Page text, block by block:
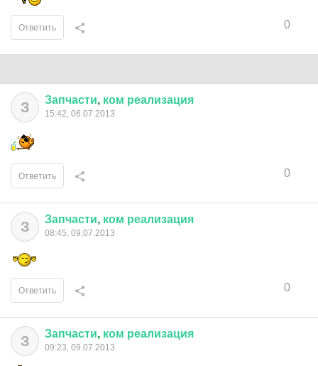
0
Ответить
З Запчасти, ком реализация
15:42, 06.07.2013
0
Ответить
З Запчасти, ком реализация
08:45, 09.07.2013
0
Ответить
З Запчасти, ком реализация
09:23, 09.07.2013